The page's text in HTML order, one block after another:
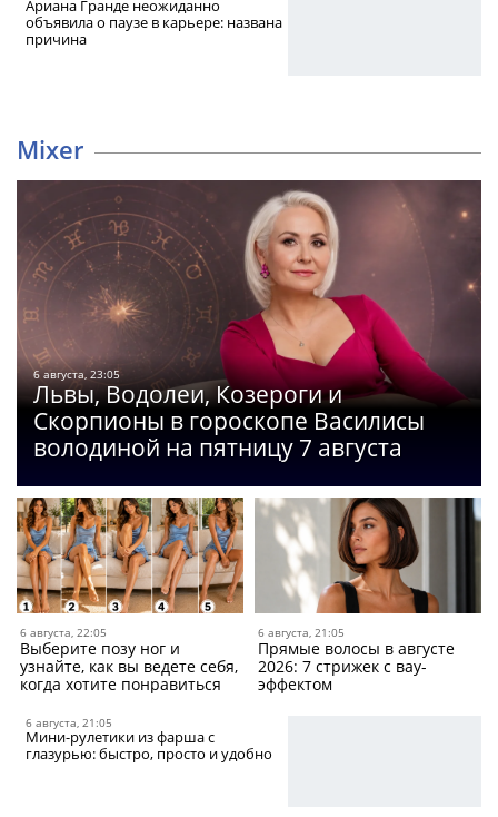
Ариана Гранде неожиданно
объявила о паузе в карьере: названа
причина
Mixer
6 августа, 23:05
Львы, Водолеи, Козероги и
Скорпионы в гороскопе Василисы
володиной на пятницу 7 августа
6 августа, 22:05
Выберите позу ног и
узнайте, как вы ведете себя,
когда хотите понравиться
6 августа, 21:05
Прямые волосы в августе
2026: 7 стрижек с вау-
эффектом
6 августа, 21:05
Мини-рулетики из фарша c
глазурью: быстро, просто и удобно